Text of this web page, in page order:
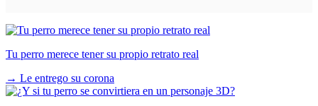
Tu perro merece tener su propio retrato real
→ Le entrego su corona